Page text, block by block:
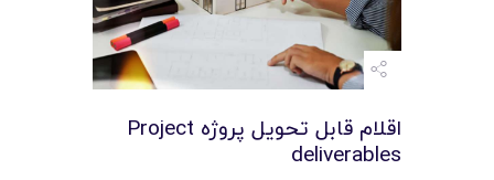
سیستم ها
لیست قیمت محصولات
اقلام قابل تحويل پروژه Project
deliverables